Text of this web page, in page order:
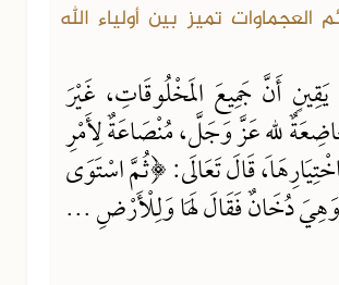
العجماوات تميز بين أولياء الله
أَنَّ جَمِيعَ المَخْلُوقَاتِ، غَيْرَ
للهِ عَزَّ وَجَلَّ، مُنْصَاعَةٌ لِأَمْرِ
قَالَ تَعَالَى: ﴿ثُمَّ اسْتَوَى
وَهِيَ دُخَانٌ فَقَالَ لَهَا وَلِلْأَرْضِ ...